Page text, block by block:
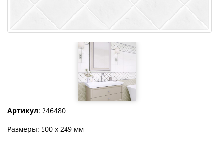
Артикул: 246480
Размеры: 500 x 249 мм